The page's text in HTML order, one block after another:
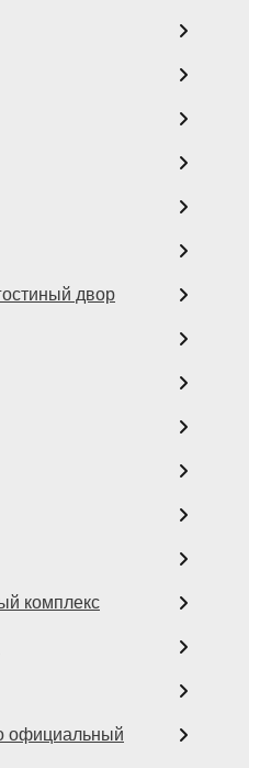
двор
комплекс